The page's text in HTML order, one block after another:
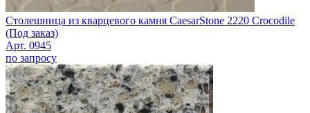
Столешница из кварцевого камня CaesarStone 2220 Crocodile
(Под заказ)
Арт. 0945
по запросу